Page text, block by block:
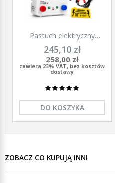
Pastuch elektryczny
polski elektryzator
uniwersalny Agronet AS-
1100 12V/230
245,10 zł
258,00 zł
zawiera 23% VAT, bez kosztów
dostawy
DO KOSZYKA
ZOBACZ CO KUPUJĄ INNI